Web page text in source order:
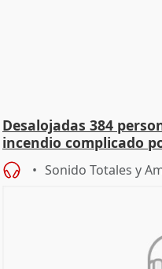
Desalojadas 384
incendio complicado
Sonido Totales y